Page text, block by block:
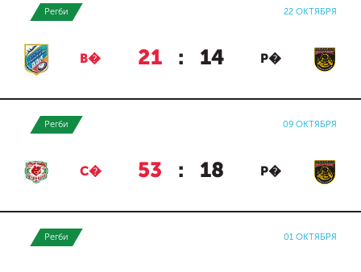
Регби 22 ОКТЯБРЯ
В� 21 : 14 Р�
Регби 09 ОКТЯБРЯ
С� 53 : 18 Р�
Регби 01 ОКТЯБРЯ